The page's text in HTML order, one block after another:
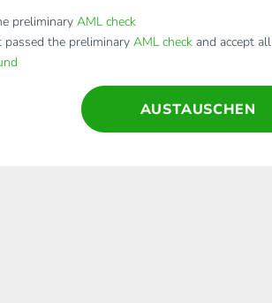
preliminary AML check
the preliminary AML checkand accept all
AUSTAUSCHEN